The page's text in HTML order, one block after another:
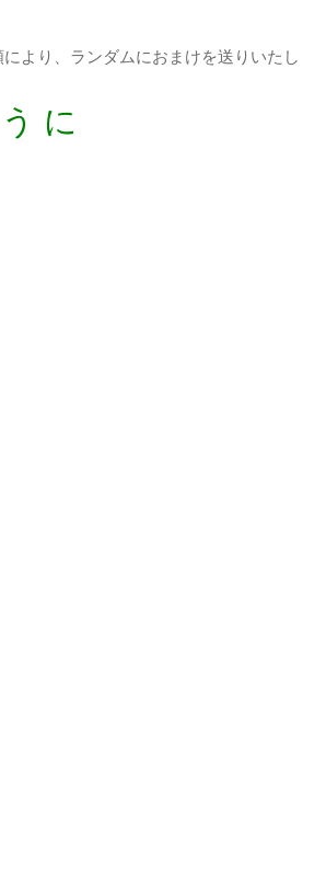
より、ランダムにおまけを送りいたし
に